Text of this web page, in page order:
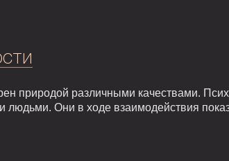
природой различными качествами.
людьми. Они в ходе взаимодействия